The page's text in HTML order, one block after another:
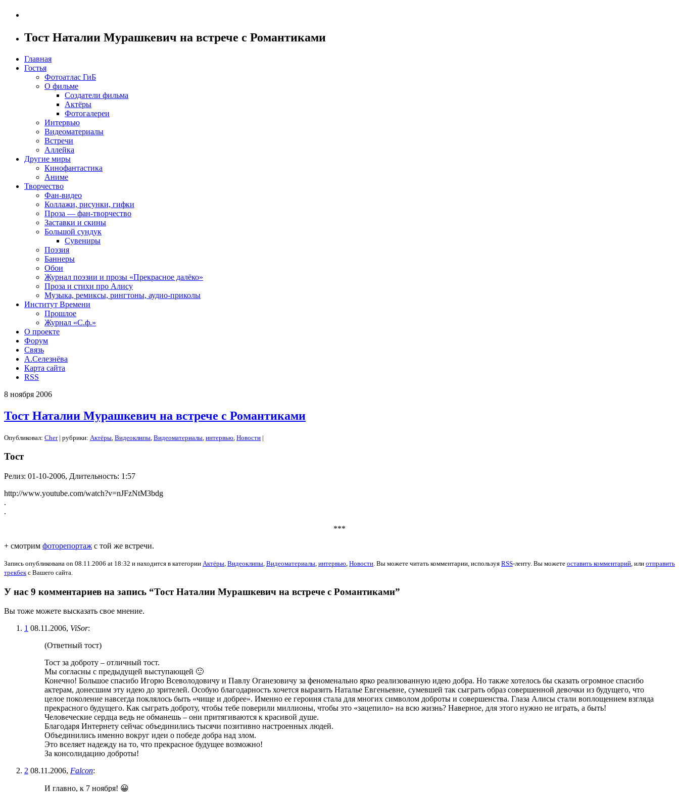
Тост Наталии Мурашкевич на встрече с Романтиками
Главная
Гостья
Фотоатлас ГиБ
О фильме
Создатели фильма
Актёры
Фотогалереи
Интервью
Видеоматериалы
Встречи
Аллейка
Другие миры
Кинофантастика
Аниме
Творчество
Фан-видео
Коллажи, рисунки, гифки
Проза — фан-творчество
Заставки и скины
Большой сундук
Сувениры
Поэзия
Баннеры
Обои
Журнал поэзии и прозы «Прекрасное далёко»
Проза и стихи про Алису
Музыка, ремиксы, рингтоны, аудио-приколы
Институт Времени
Прошлое
Журнал «С.ф.»
О проекте
Форум
Связь
А.Селезнёва
Карта сайта
RSS
8 ноября 2006
Тост Наталии Мурашкевич на встрече с Романтиками
Опубликовал: Cher| рубрики: Актёры Видеоклипы Видеоматериалы интервью Новости |
Тост
Релиз: 01-10-2006, Длительность: 1:57
http://www.youtube.com/watch?v=nJFzNtM3bdg
.
.
***
+ смотрим фоторепортаж с той же встречи.
Запись опубликована on 08.11.2006 at 18:32 и находится в категории Актёры, Видеоклипы, Видеоматериалы, интервью, Новости. Вы можете читать комментарии, используя RSS-ленту. Вы можете оставить комментарий, или отправить
трекбекс Вашего сайта.
У нас 9 комментариев на запись “Тост Наталии Мурашкевич на встрече с Романтиками”
Вы тоже можете высказать свое мнение.
1 08.11.2006, ViSor:
(Ответный тост)
Тост за доброту – отличный тост.
Мы согласны с предыдущей выступающей 🙂
Конечно! Большое спасибо Игорю Всеволодовичу и Павлу Оганезовичу за феноменально ярко реализованную идею добра. Но также хотелось бы сказать огромное спасибо
актерам, донесшим эту идею до зрителей. Особую благодарность хочется выразить Наталье Евгеньевне, сумевшей так сыграть образ совершенной девочки из будущего, что
целое поколение навсегда поклялось быть «чище и добрее». Именно ее героиня стала для многих символом доброты и совершенства. Глаза Алисы стали воплощением взгляда
прекрасного будущего. Как сыграть доброту, чтобы тебе поверили миллионы, чтобы это «зацепило» на всю жизнь? Наверное, для этого нужно не играть, а быть!
Человеческие сердца ведь не обманешь – они притягиваются к красивой душе.
Благодаря Интернету сейчас объединились тысячи позитивно настроенных людей.
Объединились именно вокруг идеи о победе добра над злом.
Это вселяет надежду на то, что прекрасное будущее возможно!
За консолидацию доброты!
2 08.11.2006, Falcon:
И главно, к 7 ноября! 😀